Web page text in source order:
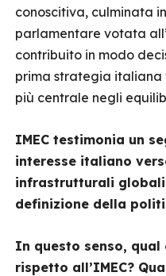
conoscitiva, culminata
parlamentare votata
contribuito in modo
prima strategia italiana
più centrale negli
IMEC testimonia un
interesse italiano
infrastrutturali
definizione della
In questo senso,
rispetto all’IMEC?